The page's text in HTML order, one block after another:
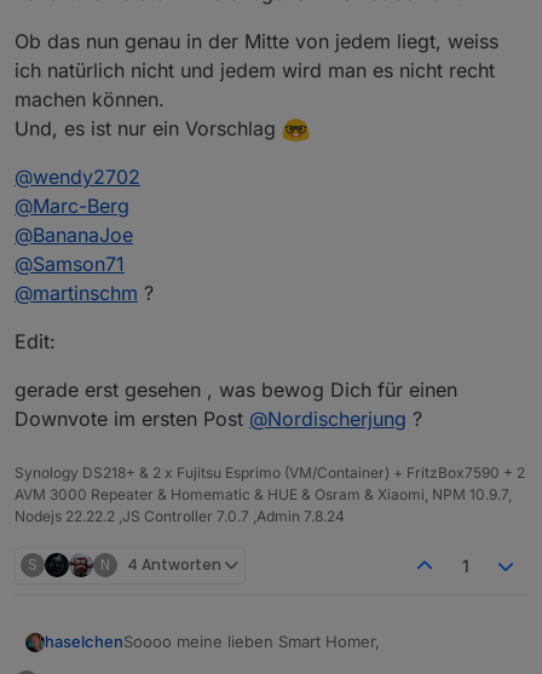
Ob das nun genau in der Mitte von jedem liegt, weiss
ich natürlich nicht und jedem wird man es nicht recht
machen können.
Und, es ist nur ein Vorschlag
@wendy2702
@Marc-Berg
@BananaJoe
@Samson71
@martinschm ?
Edit:
gerade erst gesehen , was bewog Dich für einen
Downvote im ersten Post @Nordischerjung ?
Synology DS218+ & 2 x Fujitsu Esprimo (VM/Container) + FritzBox7590 + 2
AVM 3000 Repeater & Homematic & HUE & Osram & Xiaomi, NPM 10.9.7,
Nodejs 22.22.2 ,JS Controller 7.0.7 ,Admin 7.8.24
S N 4 Antworten 1
haselchenSoooo meine lieben Smart Homer,